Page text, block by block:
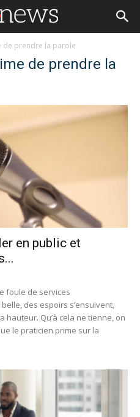
de prendre la parole
de prendre la
en public et
foule de services
des espoirs s’ensuivent,
hauteur. Qu’à cela ne tienne, on
le praticien prime sur la